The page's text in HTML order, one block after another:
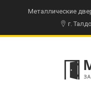
Металлические
г.